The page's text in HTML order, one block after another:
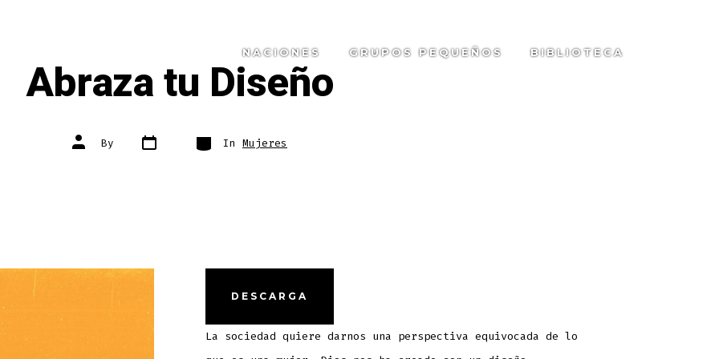
NACIONES GRUPOS PEQUEÑOS BIBLIOTECA
Abraza tu Diseño
Post
author
By Post
date
Categories
In Mujeres
DESCARGA
La sociedad quiere darnos una perspectiva equivocada de lo